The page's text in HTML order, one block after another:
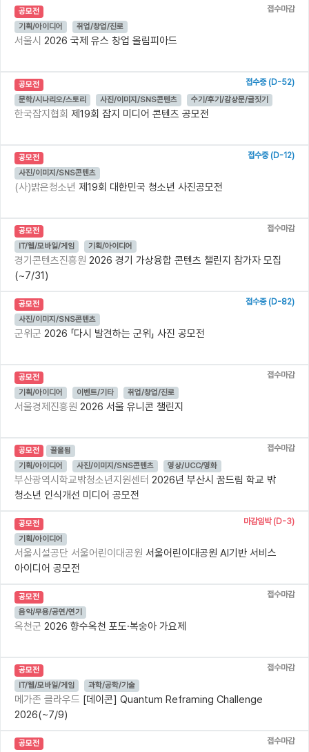
공모전
접수마감
기획/아이디어
취업/창업/진로
서울시 2026 국제 유스 창업 올림피아드
공모전
접수중 (D-52)
문학/시나리오/스토리
사진/이미지/SNS콘텐츠 수기/후기/감상문/글짓기
한국잡지협회 제19회 잡지 미디어 콘텐츠 공모전
공모전
접수중 (D-12)
사진/이미지/SNS콘텐츠
(사)밝은청소년 제19회 대한민국 청소년 사진공모전
공모전
접수마감
IT/웹/모바일/게임
기획/아이디어
경기콘텐츠진흥원 2026 경기 가상융합 콘텐츠 챌린지 참가자 모집
(~7/31)
공모전
접수중 (D-82)
사진/이미지/SNS콘텐츠
군위군 2026 「다시 발견하는 군위」 사진 공모전
공모전
접수마감
기획/아이디어
이벤트/기타 취업/창업/진로
서울경제진흥원 2026 서울 유니콘 챌린지
공모전 끌올됨
접수마감
기획/아이디어
사진/이미지/SNS콘텐츠 영상/UCC/영화
부산광역시학교밖청소년지원센터 2026년 부산시 꿈드림 학교 밖
청소년 인식개선 미디어 공모전
공모전
마감임박 (D-3)
기획/아이디어
서울시설공단 서울어린이대공원 서울어린이대공원 AI기반 서비스
아이디어 공모전
공모전
접수마감
음악/무용/공연/연기
옥천군 2026 향수옥천 포도·복숭아 가요제
공모전
접수마감
IT/웹/모바일/게임
과학/공학/기술
메가존 클라우드 [데이콘] Quantum Reframing Challenge
2026(~7/9)
공모전
접수마감